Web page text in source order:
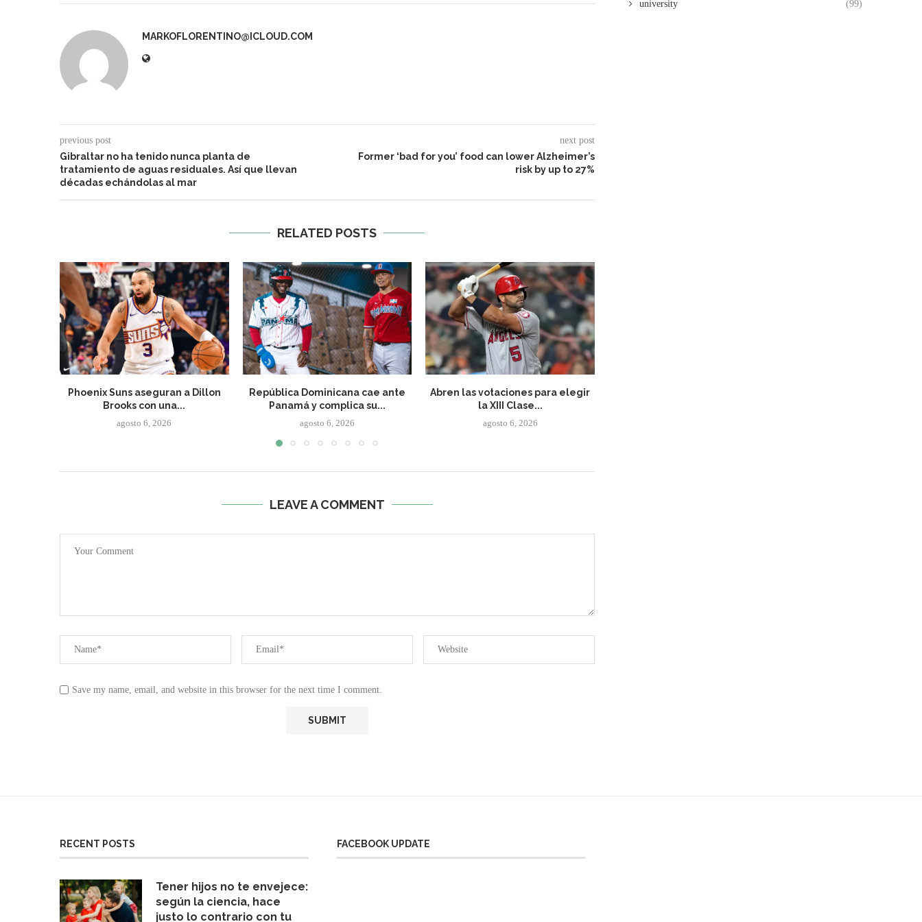
MARKOFLORENTINO@ICLOUD.COM
previous post
Gibraltar no ha tenido nunca planta de
tratamiento de aguas residuales. Así que llevan
décadas echándolas al mar
next post
Former ‘bad for you’ food can lower Alzheimer’s
risk by up to 27%
RELATED POSTS
Phoenix Suns aseguran a Dillon
Brooks con una...
agosto 6, 2026
República Dominicana cae ante
Panamá y complica su...
agosto 6, 2026
Abren las votaciones para elegir
la XIII Clase...
agosto 6, 2026
LEAVE A COMMENT
Save my name, email, and website in this browser for the next time I comment.
university (99)
RECENT POSTS
Tener hijos no te envejece:
según la ciencia, hace
justo lo contrario con tu
FACEBOOK UPDATE